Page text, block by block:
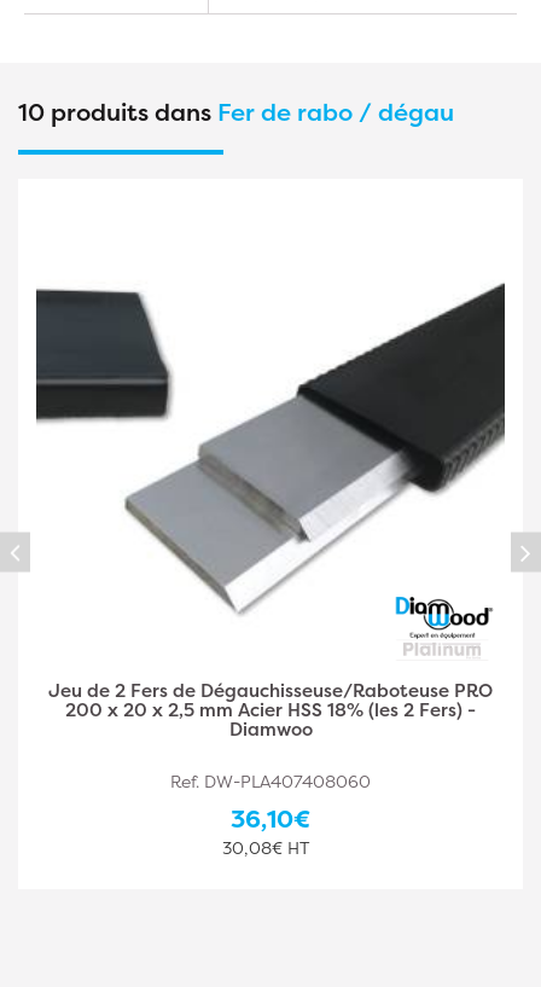
10 produits dans Fer de rabo / dégau
Jeu de 2 Fers de Dégauchisseuse/Raboteuse PRO
250 x 30 x 3 mm Acier HSS 18% (les 2 Fers) -
Diamwood
Ref. DW-PLA407408061
44,10€
36,75€ HT